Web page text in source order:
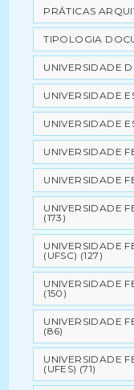
PRÁTICAS
TIPOLOGIA
UNIVERSIDADE
UNIVERSIDADE
UNIVERSIDADE
UNIVERSIDADE
UNIVERSIDADE
UNIVERSIDADE
(173)
UNIVERSIDADE
(UFSC) (127)
UNIVERSIDADE
(150)
UNIVERSIDADE
(86)
UNIVERSIDADE
(UFES) (71)